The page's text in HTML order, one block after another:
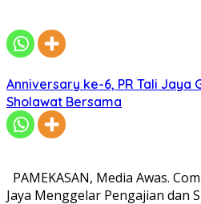
Anniversary ke-6, PR Tali Jaya
Sholawat Bersama
PAMEKASAN, Media Awas.
Jaya Menggelar Pengajian dan